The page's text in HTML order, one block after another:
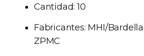
Cantidad: 10
Fabricantes: MHI/
ZPMC